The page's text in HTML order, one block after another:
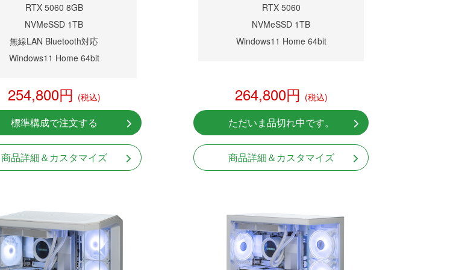
RTX 5060 8GB
NVMeSSD 1TB
無線LAN Bluetooth対応
Windows11 Home 64bit
254,800円 (税込)
標準構成で注文する
商品詳細＆カスタマイズ
RTX 5060
NVMeSSD 1TB
Windows11 Home 64bit
264,800円 (税込)
ただいま品切れ中です。
商品詳細＆カスタマイズ